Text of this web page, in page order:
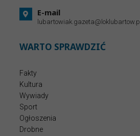
E-mail
lubartowiak.gazeta@loklubartow.pl
WARTO SPRAWDZIĆ
Fakty
Kultura
Wywiady
Sport
Ogłoszenia
Drobne